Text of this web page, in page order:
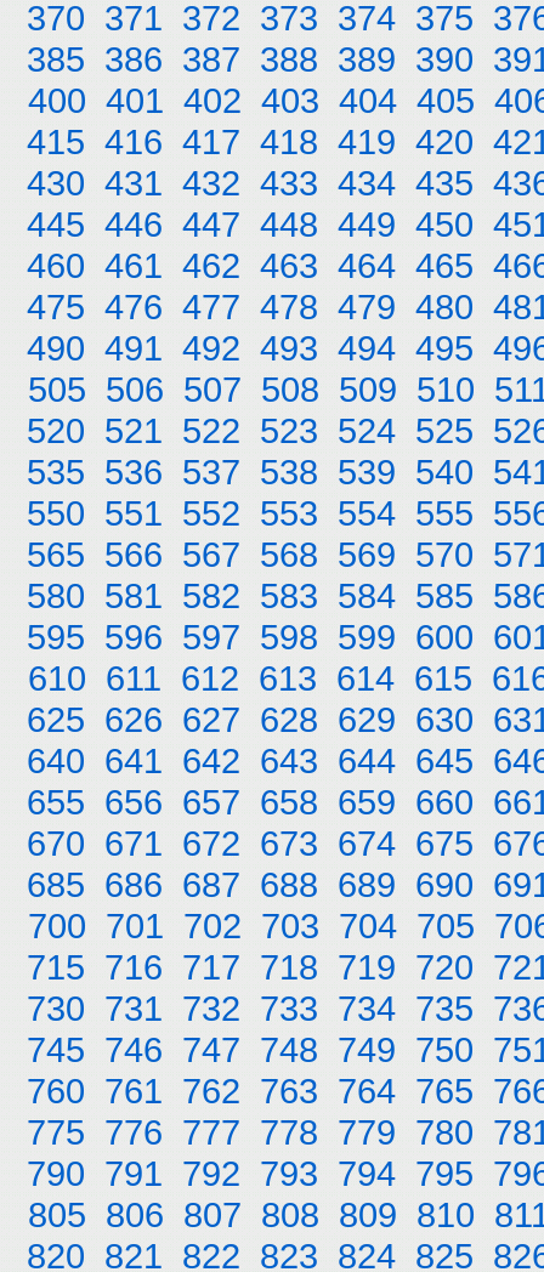
370 371 372 373 374 375
385 386 387 388 389 390
400 401 402 403 404 405
415 416 417 418 419 420
430 431 432 433 434 435
445 446 447 448 449 450
460 461 462 463 464 465
475 476 477 478 479 480
490 491 492 493 494 495
505 506 507 508 509 510
520 521 522 523 524 525
535 536 537 538 539 540
550 551 552 553 554 555
565 566 567 568 569 570
580 581 582 583 584 585
595 596 597 598 599 600
610 611 612 613 614 615
625 626 627 628 629 630
640 641 642 643 644 645
655 656 657 658 659 660
670 671 672 673 674 675
685 686 687 688 689 690
700 701 702 703 704 705
715 716 717 718 719 720
730 731 732 733 734 735
745 746 747 748 749 750
760 761 762 763 764 765
775 776 777 778 779 780
790 791 792 793 794 795
805 806 807 808 809 810
820 821 822 823 824 825